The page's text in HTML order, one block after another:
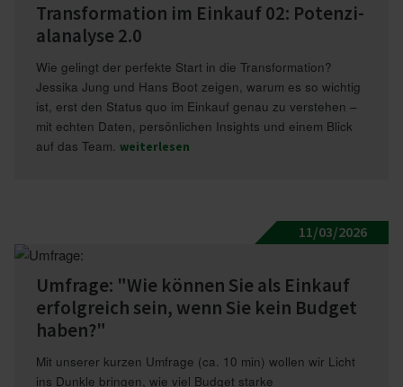
Trans­for­mation im Einkauf 02: Poten­zi­
al­analyse 2.0
Wie gelingt der perfekte Start in die Transformation?
Jessika Jung und Hans Boot zeigen, warum es so wichtig
ist, erst den Status quo im Einkauf genau zu verstehen –
mit echten Daten, persönlichen Insights und einem Blick
auf das Team. weiterlesen
11/03/2026
Umfrage: "Wie können Sie als Einkauf
erfolg­reich sein, wenn Sie kein Budget
haben?"
Mit unserer kurzen Umfrage (ca. 10 min) wollen wir Licht
ins Dunkle bringen, wie viel Budget starke